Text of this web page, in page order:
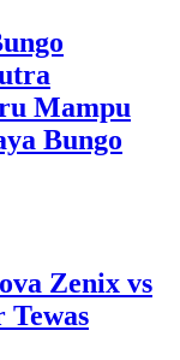
Mampu
Bungo
Zenix vs